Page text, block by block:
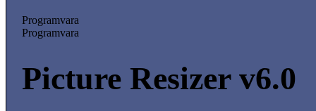
Programvara
Programvara
Picture Resizer v6.0